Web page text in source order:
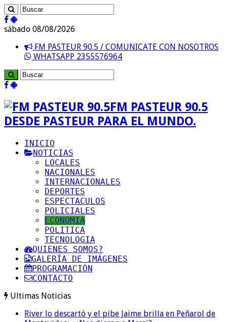
sábado 08/08/2026
FM PASTEUR 90.5 / COMUNICATE CON NOSOTROS
WHATSAPP 2355576964
FM PASTEUR 90.5
DESDE PASTEUR PARA EL MUNDO.
INICIO
NOTICIAS
LOCALES
NACIONALES
INTERNACIONALES
DEPORTES
ESPECTACULOS
POLICIALES
ECONOMIA
POLITICA
TECNOLOGIA
QUIENES SOMOS?
GALERÍA DE IMÁGENES
PROGRAMACIÓN
CONTACTO
Ultimas Noticias
River lo descartó y el pibe Jaime brilla en Peñarol de